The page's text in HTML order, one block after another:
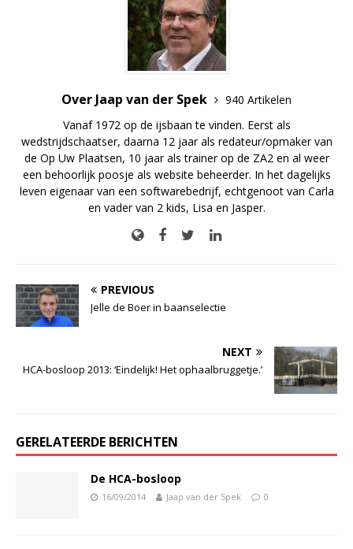
Over Jaap van der Spek
940 Artikelen
Vanaf 1972 op de ijsbaan te vinden. Eerst als
wedstrijdschaatser, daarna 12 jaar als redateur/opmaker van
de Op Uw Plaatsen, 10 jaar als trainer op de ZA2 en al weer
een behoorlijk poosje als website beheerder. In het dagelijks
leven eigenaar van een softwarebedrijf, echtgenoot van Carla
en vader van 2 kids, Lisa en Jasper.
PREVIOUS
Jelle de Boer in baanselectie
NEXT
HCA-bosloop 2013: ‘Eindelijk! Het ophaalbruggetje.’
GERELATEERDE BERICHTEN
De HCA-bosloop
16/09/2014 Jaap van der Spek 0